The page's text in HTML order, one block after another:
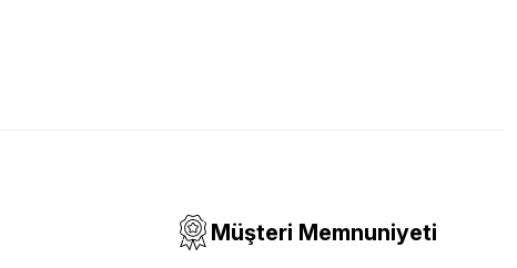
Müşteri Memnuniyeti